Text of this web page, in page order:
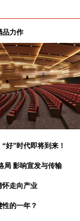
品力作
好”时代即将到来！
局 影响宣发与传输
怀走向产业
性的一年？